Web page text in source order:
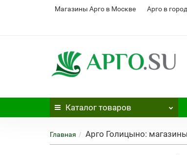
Магазины Арго в Москве Арго в
Каталог товаров
Главная Арго Голицыно: